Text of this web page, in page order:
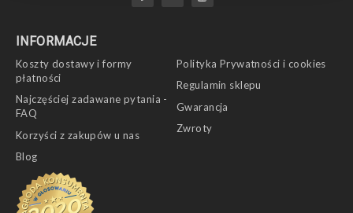
INFORMACJE
Koszty dostawy i formy
płatności
Najczęściej zadawane pytania -
FAQ
Korzyści z zakupów u nas
Blog
Polityka Prywatności i cookies
Regulamin sklepu
Gwarancja
Zwroty